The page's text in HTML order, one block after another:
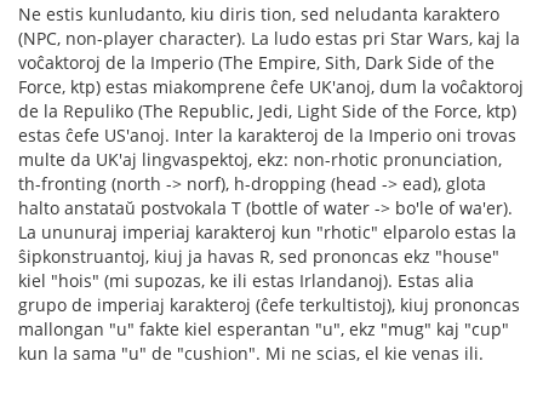
Ne estis kunludanto, kiu diris tion, sed neludanta karaktero
(NPC, non-player character). La ludo estas pri Star Wars, kaj la
voĉaktoroj de la Imperio (The Empire, Sith, Dark Side of the
Force, ktp) estas miakomprene ĉefe UK'anoj, dum la voĉaktoroj
de la Repuliko (The Republic, Jedi, Light Side of the Force, ktp)
estas ĉefe US'anoj. Inter la karakteroj de la Imperio oni trovas
multe da UK'aj lingvaspektoj, ekz: non-rhotic pronunciation,
th-fronting (north -> norf), h-dropping (head -> ead), glota
halto anstataŭ postvokala T (bottle of water -> bo'le of wa'er).
La ununuraj imperiaj karakteroj kun "rhotic" elparolo estas la
ŝipkonstruantoj, kiuj ja havas R, sed prononcas ekz "house"
kiel "hois" (mi supozas, ke ili estas Irlandanoj). Estas alia
grupo de imperiaj karakteroj (ĉefe terkultistoj), kiuj prononcas
mallongan "u" fakte kiel esperantan "u", ekz "mug" kaj "cup"
kun la sama "u" de "cushion". Mi ne scias, el kie venas ili.